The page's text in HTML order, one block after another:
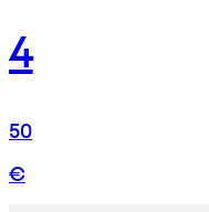
4
50
€